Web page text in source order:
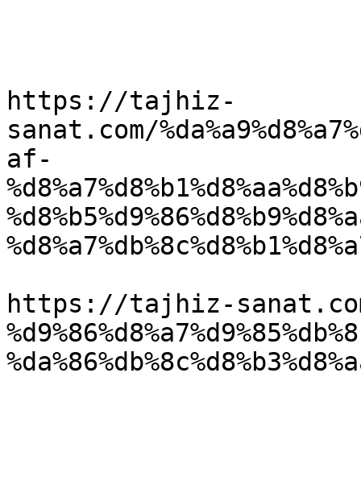
https://tajhiz-
sanat.com/
af-
https://tajhiz-sanat.com/